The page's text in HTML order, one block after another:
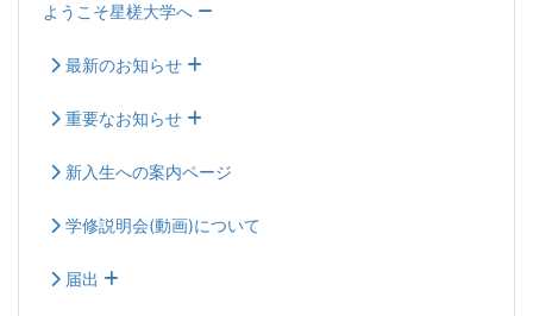
ようこそ星槎大学へ
最新のお知らせ
重要なお知らせ
新入生への案内ページ
学修説明会(動画)について
届出